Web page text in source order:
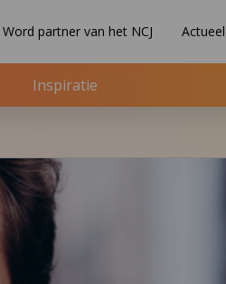
Word partner van het NCJ Actueel
Inspiratie